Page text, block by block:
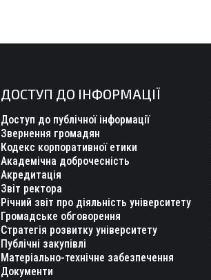
ДОСТУП ДО ІНФОРМАЦІЇ
Доступ до публічної інформації
Звернення громадян
Кодекс корпоративної етики
Академічна доброчесність
Акредитація
Звіт ректора
Річний звіт про діяльність університету
Громадське обговорення
Стратегія розвитку університету
Публічні закупівлі
Матеріально-технічне забезпечення
Документи